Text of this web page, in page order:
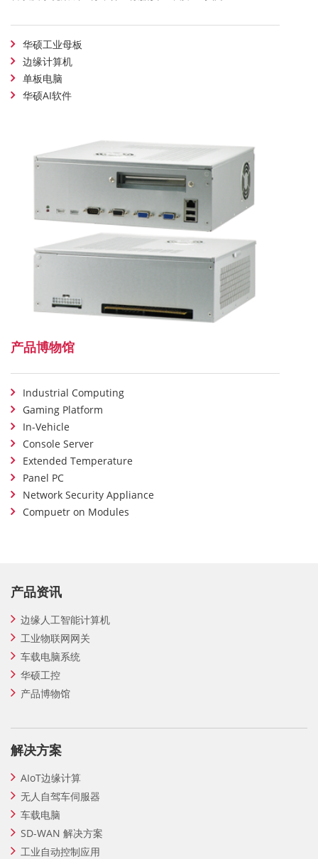
华硕工业母板
边缘计算机
单板电脑
华硕AI软件
产品博物馆
Industrial Computing
Gaming Platform
In-Vehicle
Console Server
Extended Temperature
Panel PC
Network Security Appliance
Compuetr on Modules
产品资讯
边缘人工智能计算机
工业物联网网关
车载电脑系统
华硕工控
产品博物馆
解决方案
AIoT边缘计算
无人自驾车伺服器
车载电脑
SD-WAN 解决方案
工业自动控制应用